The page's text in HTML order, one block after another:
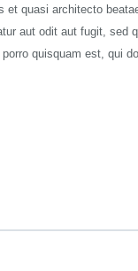
et quasi architecto
aut odit aut fugit, sed
quisquam est, qui